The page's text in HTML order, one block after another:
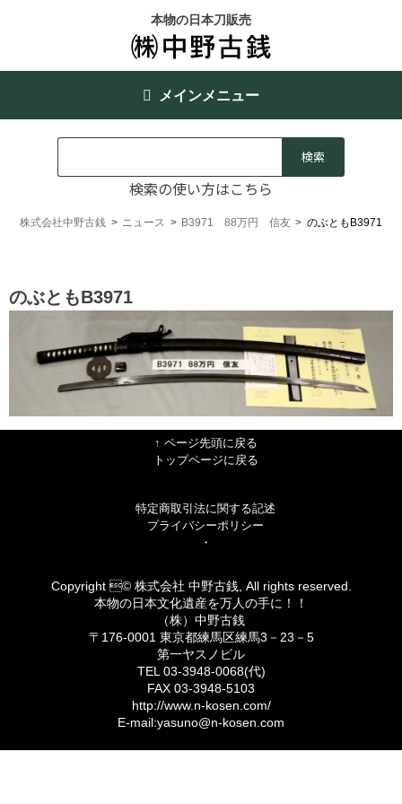
本物の日本刀販売
メインメニュー
検索の使い方はこちら
株式会社中野古銭 > ニュース > B3971 88万円 信友 > のぶともB3971
のぶともB3971
↑ ページ先頭に戻る
トップページに戻る
特定商取引法に関する記述
プライバシーポリシー
・
Copyright © 株式会社 中野古銭, All rights reserved.
本物の日本文化遺産を万人の手に！！
（株）中野古銭
〒176-0001 東京都練馬区練馬3－23－5
第一ヤスノビル
TEL 03-3948-0068(代)
FAX 03-3948-5103
http://www.n-kosen.com/
E-mail:yasuno@n-kosen.com